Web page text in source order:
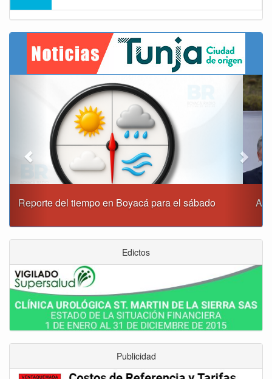
Alcaldía de Tunja y Gobernación de Boyacá firmaron
Next
Edictos
Publicidad